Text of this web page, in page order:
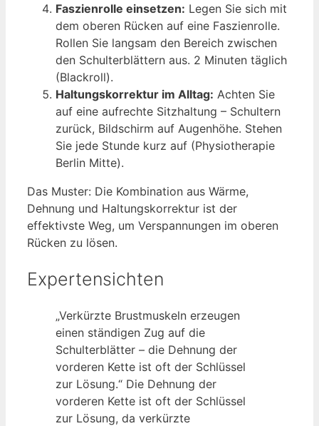
Faszienrolle einsetzen: Legen Sie sich mit
dem oberen Rücken auf eine Faszienrolle.
Rollen Sie langsam den Bereich zwischen
den Schulterblättern aus. 2 Minuten täglich
(Blackroll).
Haltungskorrektur im Alltag: Achten Sie
auf eine aufrechte Sitzhaltung – Schultern
zurück, Bildschirm auf Augenhöhe. Stehen
Sie jede Stunde kurz auf (Physiotherapie
Berlin Mitte).
Das Muster: Die Kombination aus Wärme,
Dehnung und Haltungskorrektur ist der
effektivste Weg, um Verspannungen im oberen
Rücken zu lösen.
Expertensichten
„Verkürzte Brustmuskeln erzeugen
einen ständigen Zug auf die
Schulterblätter – die Dehnung der
vorderen Kette ist oft der Schlüssel
zur Lösung.“ Die Dehnung der
vorderen Kette ist oft der Schlüssel
zur Lösung, da verkürzte